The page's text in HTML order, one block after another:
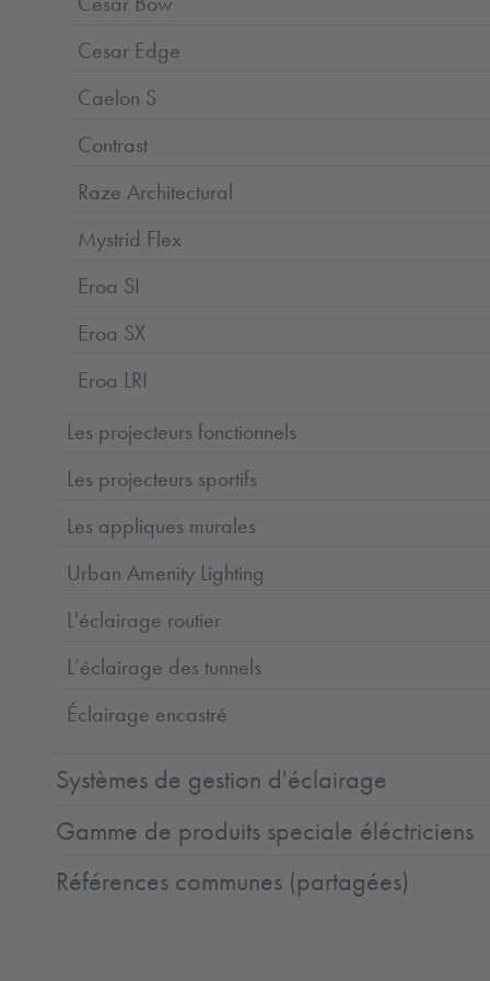
Cesar Edge
Caelon S
Contrast
Raze Architectural
Mystrid Flex
Eroa SI
Eroa SX
Eroa LRI
Les projecteurs fonctionnels
Les projecteurs sportifs
Les appliques murales
Urban Amenity Lighting
L'éclairage routier
L’éclairage des tunnels
Éclairage encastré
Systèmes de gestion d'éclairage
Gamme de produits speciale éléctriciens
Références communes (partagées)